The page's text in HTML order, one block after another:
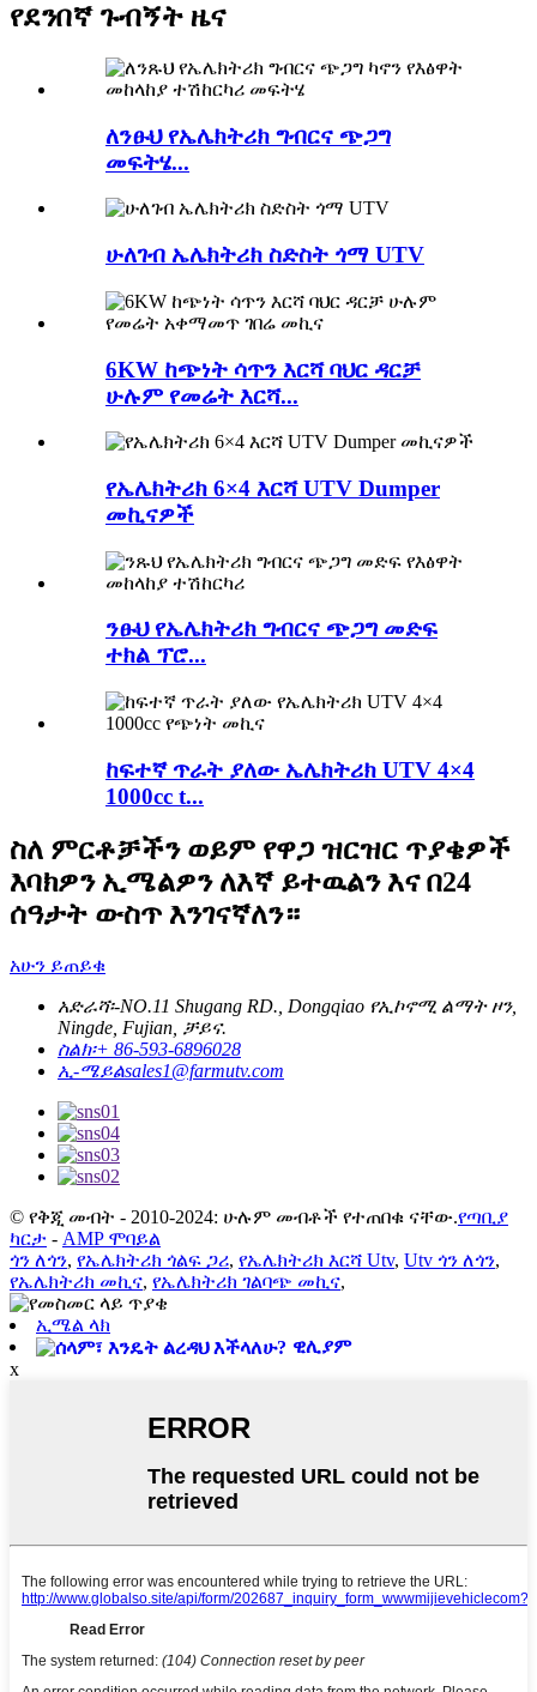
የደንበኛ ጉብኝት ዜና
ለንፁህ የኤሌክትሪክ ግብርና ጭጋግ
መፍትሄ...
ሁለገብ ኤሌክትሪክ ስድስት ጎማ UTV
6KW ከጭነት ሳጥን እርሻ ባህር ዳርቻ
ሁሉም የመሬት እርሻ...
የኤሌክትሪክ 6×4 እርሻ UTV Dumper
መኪናዎች
ንፁህ የኤሌክትሪክ ግብርና ጭጋግ መድፍ
ተክል ፕሮ...
ከፍተኛ ጥራት ያለው ኤሌክትሪክ UTV 4×4
1000cc t...
ስለ ምርቶቻችን ወይም የዋጋ ዝርዝር ጥያቄዎች
እባክዎን ኢሜልዎን ለእኛ ይተዉልን እና በ24
ሰዓታት ውስጥ እንገናኛለን።
አሁን ይጠይቁ
አድራሻ፡-NO.11 Shugang RD., Dongqiao የኢኮኖሚ ልማት ዞን,
Ningde, Fujian, ቻይና.
ስልክ፡+ 86-593-6896028
ኢ-ሜይልsales1@farmutv.com
© የቅጂ መብት - 2010-2024: ሁሉም መብቶች የተጠበቁ ናቸው.የጣቢያ
ካርታ - AMP ሞባይል
ጎን ለጎን, የኤሌክትሪክ ጎልፍ ጋሪ, የኤሌክትሪክ እርሻ Utv, Utv ጎን ለጎን,
የኤሌክትሪክ መኪና, የኤሌክትሪክ ገልባጭ መኪና,
ኢሜል ላክ
ዊሊያም
x